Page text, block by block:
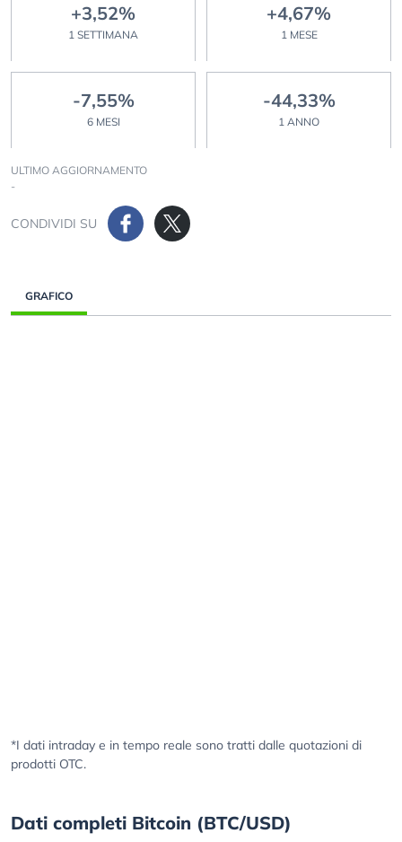
+3,52%
1 SETTIMANA
+4,67%
1 MESE
-7,55%
6 MESI
-44,33%
1 ANNO
ULTIMO AGGIORNAMENTO
-
CONDIVIDI SU
GRAFICO
*I dati intraday e in tempo reale sono tratti dalle quotazioni di
prodotti OTC.
Dati completi Bitcoin (BTC/USD)